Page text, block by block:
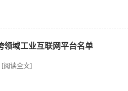
领域工业互联网平台名单
[阅读全文]